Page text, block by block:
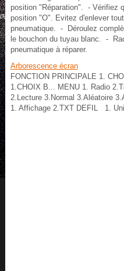
position "Réparation". - Vérifiez
position "O". Evitez d'enlever
pneumatique. - Déroulez
le bouchon du tuyau blanc. -
pneumatique à réparer.
Arborescence écran
FONCTION PRINCIPALE 1.
1.CHOIX B... MENU 1. Radio
2.Lecture 3.Normal 3.Aléatoire
1. Affichage 2.TXT DEFIL 1.